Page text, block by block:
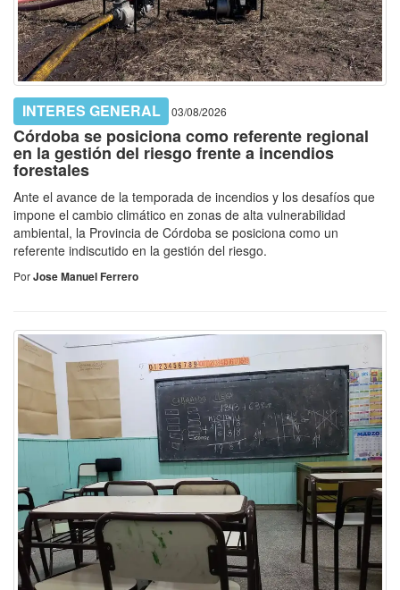
INTERES GENERAL 03/08/2026
Córdoba se posiciona como referente regional
en la gestión del riesgo frente a incendios
forestales
Ante el avance de la temporada de incendios y los desafíos que
impone el cambio climático en zonas de alta vulnerabilidad
ambiental, la Provincia de Córdoba se posiciona como un
referente indiscutido en la gestión del riesgo.
PorJose Manuel Ferrero